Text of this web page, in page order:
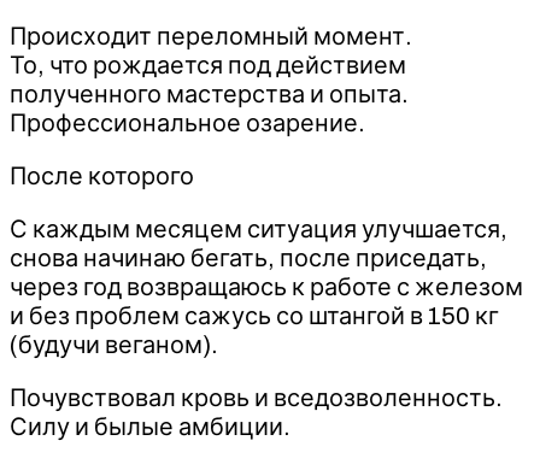
Происходит переломный момент.
То, что рождается под действием
полученного мастерства и опыта.
Профессиональное озарение.
После которого
С каждым месяцем ситуация улучшается,
снова начинаю бегать, после приседать,
через год возвращаюсь к работе с железом
и без проблем сажусь со штангой в 150 кг
(будучи веганом).
Почувствовал кровь и вседозволенность.
Силу и былые амбиции.